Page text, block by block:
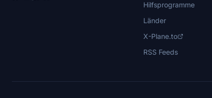
Hilfsprogramme
Länder
X-Plane.to
RSS Feeds